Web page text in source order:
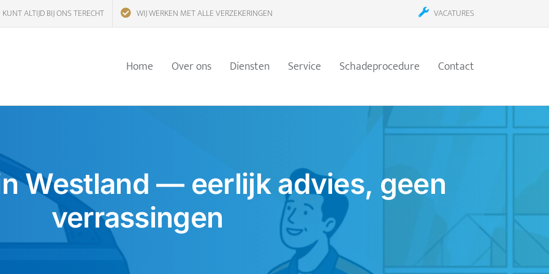
ALTIJD BIJ ONS TERECHT WIJ WERKEN MET ALLE VERZEKERINGEN VACATURES
Home Over ons Diensten Service Schadeprocedure Contact
Westland — eerlijk advies, geen
verrassingen